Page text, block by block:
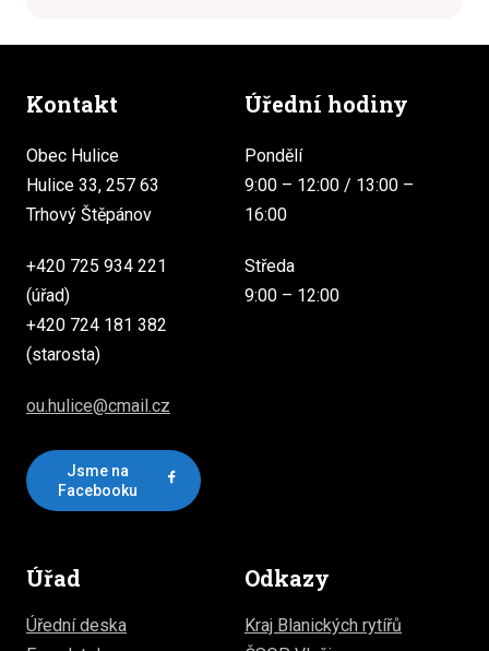
Kontakt
Obec Hulice
Hulice 33, 257 63
Trhový Štěpánov
+420 725 934 221
(úřad)
+420 724 181 382
(starosta)
ou.hulice@cmail.cz
Jsme na
Facebooku
Úřední hodiny
Pondělí
9:00 – 12:00 / 13:00 –
16:00
Středa
9:00 – 12:00
Úřad
Úřední deska
Odkazy
Kraj Blanických rytířů